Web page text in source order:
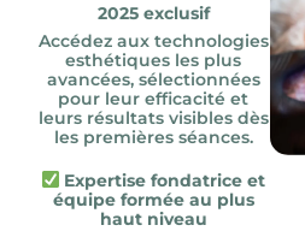
2025 exclusif
Accédez aux technologies
esthétiques les plus
avancées, sélectionnées
pour leur efficacité et
leurs résultats visibles dès
les premières séances.
Expertise fondatrice et
équipe formée au plus
haut niveau